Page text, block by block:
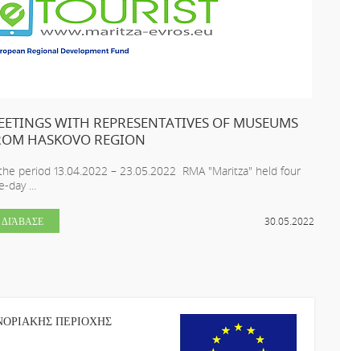
WITH REPRESENTATIVES OF MUSEUMS
HASKOVO REGION
period 13.04.2022 – 23.05.2022 RMA "Maritza" held four
day ...
30.05.2022
ΔΙΆΒΑΣΕ
ΠΕΡΙΟΧΗΣ